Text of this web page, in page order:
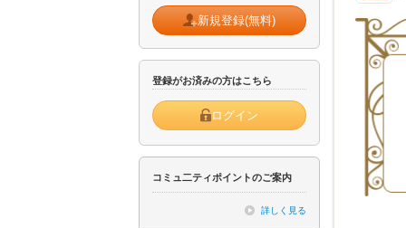
新規登録(無料)
登録がお済みの方はこちら
ログイン
コミュ二ティポイントのご案内
詳しく見る